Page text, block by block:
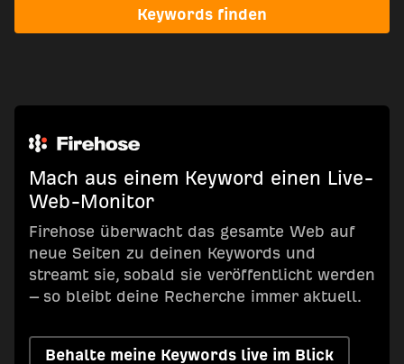
Keywords finden
Mach aus einem Keyword einen Live-
Web-Monitor
Firehose überwacht das gesamte Web auf
neue Seiten zu deinen Keywords und
streamt sie, sobald sie veröffentlicht werden
– so bleibt deine Recherche immer aktuell.
Behalte meine Keywords live im Blick